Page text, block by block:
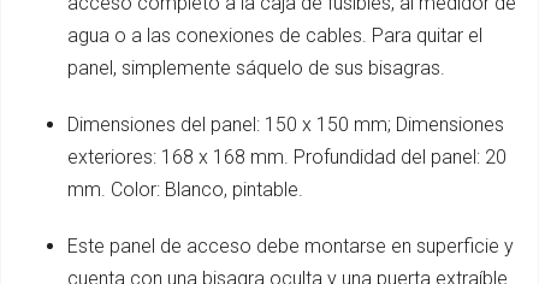
agua o a las conexiones de cables. Para quitar el
panel, simplemente sáquelo de sus bisagras.
Dimensiones del panel: 150 x 150 mm; Dimensiones
exteriores: 168 x 168 mm. Profundidad del panel: 20
mm. Color: Blanco, pintable.
Este panel de acceso debe montarse en superficie y
cuenta con una bisagra oculta y una puerta extraíble